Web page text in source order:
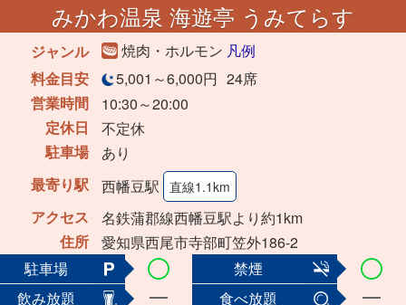
みかわ温泉 海遊亭 うみてらす
ジャンル 焼肉・ホルモン 凡例
料金目安
5,001～6,000円 24席
営業時間
10:30～20:00
定休日
不定休
駐車場
あり
最寄り駅
西幡豆駅 直線1.1km
アクセス
名鉄蒲郡線西幡豆駅より約1km
住所
愛知県西尾市寺部町笠外186-2
駐車場
禁煙
飲み放題
食べ放題